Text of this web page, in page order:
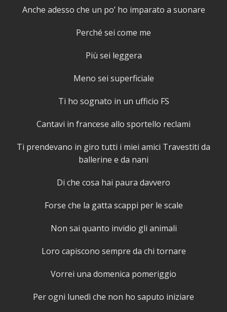
Anche adesso che un po’ ho imparato a suonare
Perché sei come me
Più sei leggera
Meno sei superficiale
Ti ho sognato in un ufficio FS
Cantavi in francese allo sportello reclami
Ti prendevano in giro tutti i miei amici Travestiti da
ballerine e da nani
Di che cosa hai paura davvero
Forse che la gatta scappi per le scale
Non sai quanto invidio gli animali
Loro capiscono sempre da chi tornare
Vorrei una domenica pomeriggio
Per ogni lunedì che non ho saputo iniziare